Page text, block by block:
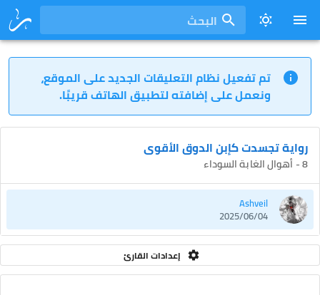
البحث
تم تفعيل نظام التعليقات الجديد على الموقع،
ونعمل على إضافته لتطبيق الهاتف قريبًا.
رواية تجسدت كإبن الدوق الأقوى
8 - أهوال الغابة السوداء
Ashveil
2025/06/04
إعدادات القارئ